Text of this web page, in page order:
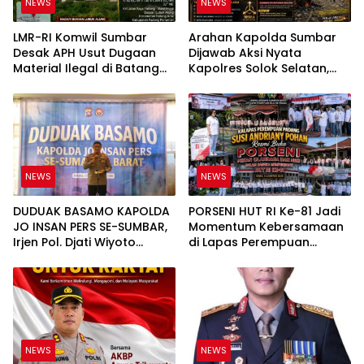
cukup lengkap fasilitasnya mulai dari parkir,
tempat istirahat dimana di dalamnya ada
fasilitas-fasilitas yang melengkapi antara
lain ada kursi pijat, tempat tidur,
pemeriksaan kesehatan juga ada, kemudian
memerlukan makan, minum dan toilet juga
ada,” kata Sigit. Selain mengecek kesiapan
rest area, mantan Kabareskrim Polri ini juga
mengecek pengelolaan rekayasa lalu lintas
khususnya di perjalanan arus mudik dan
persiapan arus balik. Ia pun mendapatkan
laporkan pada periode arus mudik sudah 2
kali dilaksanakan one way lokal. Sedangkan
pada arus balik saat ini dilaksanakan satu
kali one way lokal. Untuk data sementara,
masyarakat sudah melaksanakan kegiatan
arus balik dengan proyeksi 2,1 atau 2,2 juta
masyarakat yang melaksanakan mudik.
“Ada peningkatan di arus mudik kemarin
yang tentunya harus diantisipasi karena
arus balik ini waktunya lebih pendek
NEWS
LMR-RI Komwil Sumbar
Desak APH Usut Dugaan
Material Ilegal di Batang
PT UHA Diminta Diselidiki
Tuntas
NEWS
Arahan Kapolda Sumbar
Dijawab Aksi Nyata
Kapolres Solok Selatan,
Bukan Sekadar Slogan
NEWS
DUDUAK BASAMO KAPOLDA
JO INSAN PERS SE-SUMBAR,
Irjen Pol. Djati Wiyoto
Ruang bagi Pelanggar
Hukum di Internal Polri
NEWS
PORSENI HUT RI Ke-81 Jadi
Momentum Kebersamaan
di Lapas Perempuan
NEWS NEWS